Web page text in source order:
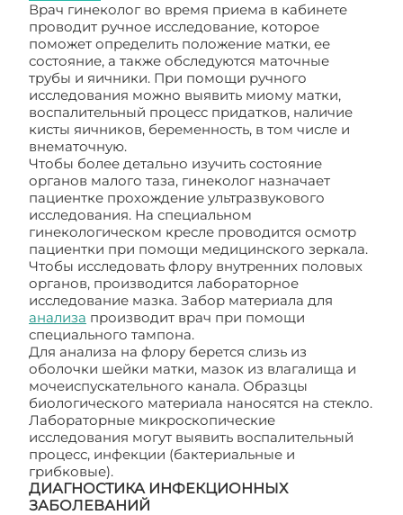
Врач гинеколог во время приема в кабинете
проводит ручное исследование, которое
поможет определить положение матки, ее
состояние, а также обследуются маточные
трубы и яичники. При помощи ручного
исследования можно выявить миому матки,
воспалительный процесс придатков, наличие
кисты яичников, беременность, в том числе и
внематочную.
Чтобы более детально изучить состояние
органов малого таза, гинеколог назначает
пациентке прохождение ультразвукового
исследования. На специальном
гинекологическом кресле проводится осмотр
пациентки при помощи медицинского зеркала.
Чтобы исследовать флору внутренних половых
органов, производится лабораторное
исследование мазка. Забор материала для
анализа производит врач при помощи
специального тампона.
Для анализа на флору берется слизь из
оболочки шейки матки, мазок из влагалища и
мочеиспускательного канала. Образцы
биологического материала наносятся на стекло.
Лабораторные микроскопические
исследования могут выявить воспалительный
процесс, инфекции (бактериальные и
грибковые).
ДИАГНОСТИКА ИНФЕКЦИОННЫХ
ЗАБОЛЕВАНИЙ